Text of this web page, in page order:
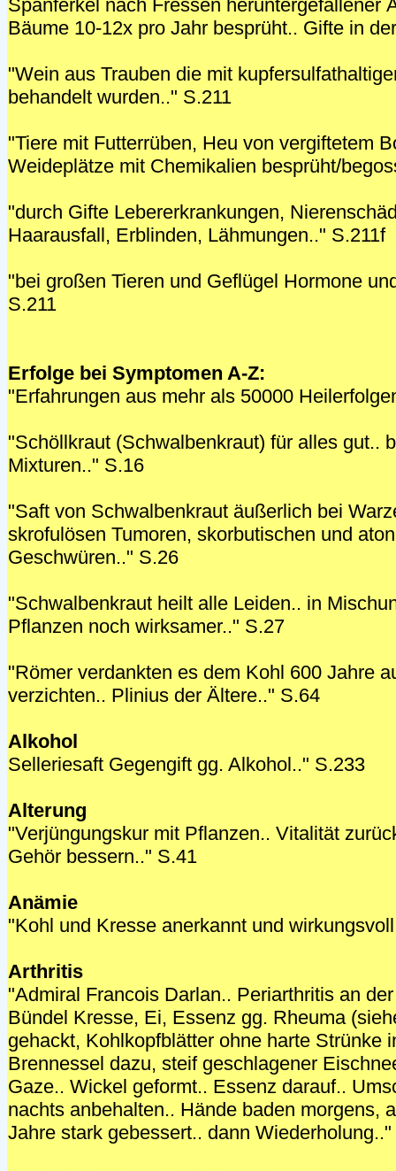
Spanferkel nach Fressen heruntergefallener
Bäume 10-12x pro Jahr besprüht.. Gifte in
"Wein aus Trauben die mit
behandelt wurden.." S.211
"Tiere mit Futterrüben, Heu von vergiftetem
Weideplätze mit Chemikalien besprüht/
"durch Gifte Lebererkrankungen,
Haarausfall, Erblinden, Lähmungen.." S.211f
"bei großen Tieren und Geflügel Hormone
S.211
Erfolge bei Symptomen A-Z:
"Erfahrungen aus mehr als 50000
"Schöllkraut (Schwalbenkraut) für alles gut..
Mixturen.." S.16
"Saft von Schwalbenkraut äußerlich bei
skrofulösen Tumoren, skorbutischen und
Geschwüren.." S.26
"Schwalbenkraut heilt alle Leiden.. in
Pflanzen noch wirksamer.." S.27
"Römer verdankten es dem Kohl 600 Jahre
verzichten.. Plinius der Ältere.." S.64
Alkohol
Selleriesaft Gegengift gg. Alkohol.." S.233
Alterung
"Verjüngungskur mit Pflanzen.. Vitalität
Gehör bessern.." S.41
Anämie
"Kohl und Kresse anerkannt und
Arthritis
"Admiral Francois Darlan.. Periarthritis an
Bündel Kresse, Ei, Essenz gg. Rheuma
gehackt, Kohlkopfblätter ohne harte Strünke
Brennessel dazu, steif geschlagener
Gaze.. Wickel geformt.. Essenz darauf..
nachts anbehalten.. Hände baden morgens,
Jahre stark gebessert.. dann